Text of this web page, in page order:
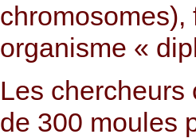
chromosomes),
organisme «
Les chercheurs
de 300 moules